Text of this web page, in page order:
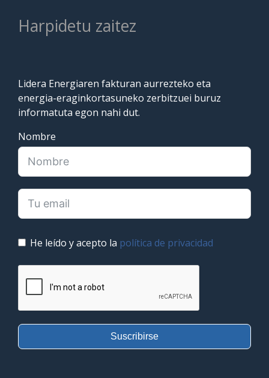
Harpidetu zaitez
Lidera Energiaren fakturan aurrezteko eta
energia-eraginkortasuneko zerbitzuei buruz
informatuta egon nahi dut.
Nombre
He leído y acepto la política de privacidad
Suscribirse